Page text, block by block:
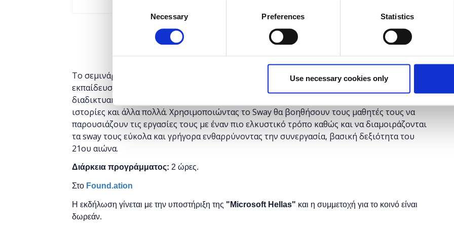
Necessary Preferences Statistics
Use necessary cookies only
Το σεμινάριο απευθύνεται σε εκπαιδευτικούς της πρωτοβάθμιας και δευτεροβάθμιας
εκπαίδευσης οι οποίοι επιθυμούν να ανακαλύψουν τον κόσμο του Sway. Το Sway είναι ένα
διαδικτυακό εργαλείο που μας επιτρέπει να δημιουργήσουμε παρουσιάσεις, ν' αφηγηθούμε
ιστορίες και άλλα πολλά. Χρησιμοποιώντας το Sway θα βοηθήσουν τους μαθητές τους να
παρουσιάζουν τις εργασίες τους με έναν πιο ελκυστικό τρόπο καθώς και να διαμοιράζονται
τα sway τους εύκολα και γρήγορα ενθαρρύνοντας την συνεργασία, βασική δεξιότητα του
21ου αιώνα.
Διάρκεια προγράμματος: 2 ώρες.
Στο Found.ation
Η εκδήλωση γίνεται με την υποστήριξη της " Microsoft Hellas" και η συμμετοχή για το κοινό είναι
δωρεάν.